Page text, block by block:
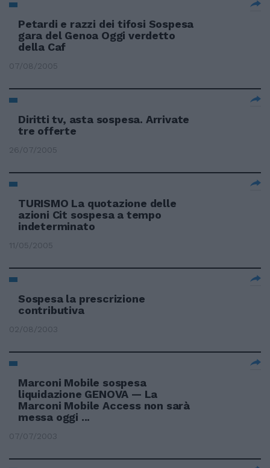
Petardi e razzi dei tifosi Sospesa
gara del Genoa Oggi verdetto
della Caf
07/08/2005
Diritti tv, asta sospesa. Arrivate
tre offerte
26/07/2005
TURISMO La quotazione delle
azioni Cit sospesa a tempo
indeterminato
11/05/2005
Sospesa la prescrizione
contributiva
02/08/2003
Marconi Mobile sospesa
liquidazione GENOVA — La
Marconi Mobile Access non sarà
messa oggi ...
07/07/2003